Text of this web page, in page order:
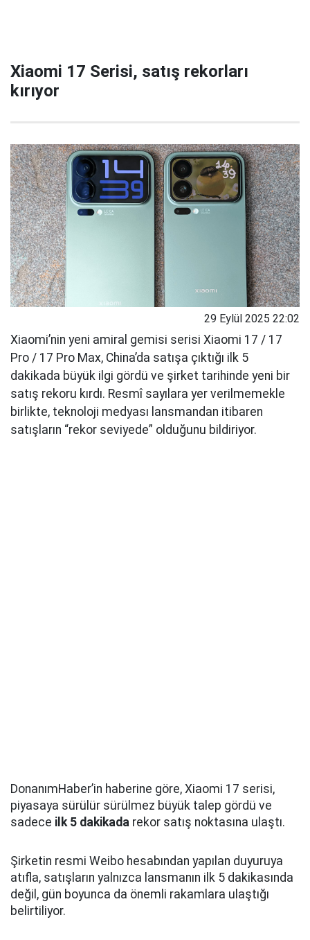
Xiaomi 17 Serisi, satış rekorları
kırıyor
29 Eylül 2025 22:02
Xiaomi’nin yeni amiral gemisi serisi Xiaomi 17 / 17
Pro / 17 Pro Max, China’da satışa çıktığı ilk 5
dakikada büyük ilgi gördü ve şirket tarihinde yeni bir
satış rekoru kırdı. Resmî sayılara yer verilmemekle
birlikte, teknoloji medyası lansmandan itibaren
satışların “rekor seviyede” olduğunu bildiriyor.
DonanımHaber’in haberine göre, Xiaomi 17 serisi,
piyasaya sürülür sürülmez büyük talep gördü ve
sadece ilk 5 dakikada rekor satış noktasına ulaştı.
Şirketin resmi Weibo hesabından yapılan duyuruya
atıfla, satışların yalnızca lansmanın ilk 5 dakikasında
değil, gün boyunca da önemli rakamlara ulaştığı
belirtiliyor.